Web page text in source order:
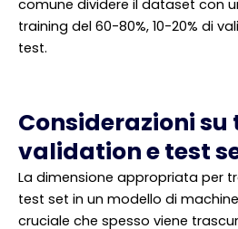
comune dividere il dataset con
training del 60-80%, 10-20% di
test.
Considerazioni
validation e test
La dimensione appropriata per
test set in un modello di
cruciale che spesso viene